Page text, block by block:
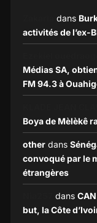
dans
activités de l’ex-
Médias SA,
FM 94.3 à
Boya de Mèlèkê
otherdans
convoqué par le
étrangères
dans
but, la Côte